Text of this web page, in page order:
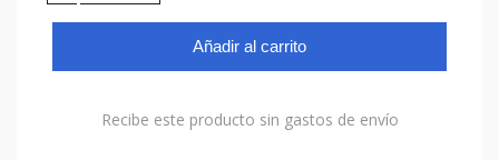
Añadir al carrito
Recibe este producto sin gastos de envío